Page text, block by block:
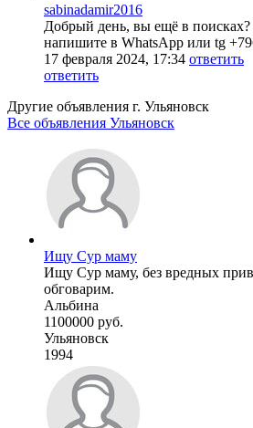
sabinadamir2016
Добрый день, вы ещё в поисках?
напишите в WhatsApp или tg
17 февраля 2024, 17:34 ответить
ответить
Другие объявления г. Ульяновск
Все объявления Ульяновск
Ищу Сур маму
Ищу Сур маму, без вредных
обговарим.
Альбина
1100000 руб.
Ульяновск
1994